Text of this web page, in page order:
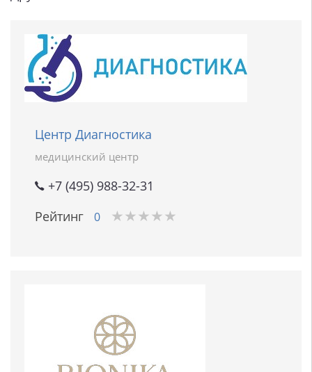
Центр Диагностика
медицинский центр
+7 (495) 988-32-31
Рейтинг
0 ★ ★ ★ ★ ★
★ ★ ★ ★ ★